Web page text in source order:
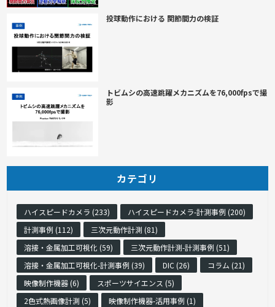
投球動作における 関節間力の検証
トビムシの高速跳躍メカニズムを76,000fpsで撮
影
カテゴリ
ハイスピードカメラ (233)
ハイスピードカメラ-計測事例 (200)
計測事例 (112)
三次元動作計測 (81)
溶接・金属加工可視化 (59)
三次元動作計測-計測事例 (51)
溶接・金属加工可視化-計測事例 (39)
DIC (26)
コラム (21)
映像制作機器 (6)
スポーツサイエンス (5)
2色式熱画像計測 (5)
映像制作機器-活用事例 (1)